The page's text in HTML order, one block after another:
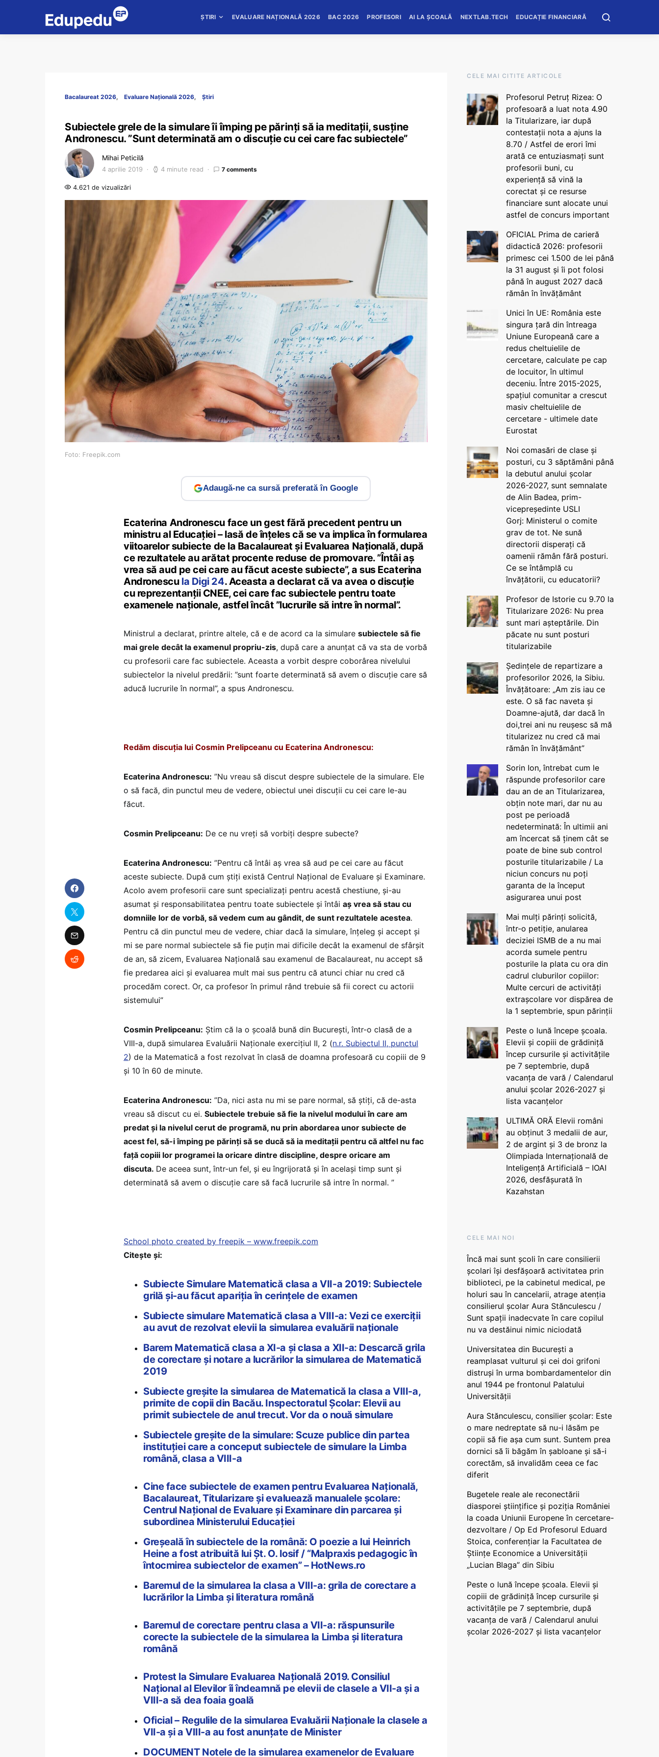
ȘTIRI EVALUARE NAȚIONALĂ 2026 BAC 2026 PROFESORI AI LA ȘCOALĂ NEXTLAB.TECH EDUCAȚIE FINANCIARĂ
Bacalaureat 2026 Evaluare Națională 2026 Știri
Subiectele grele de la simulare îi împing pe părinți să ia meditații, susține
Andronescu. ”Sunt determinată am o discuție cu cei care fac subiectele”
Mihai Peticilă
4 aprilie 2019 4 minute read 7 comments
4.621 de vizualizări
Foto: Freepik.com
Adaugă-ne ca sursă preferată în Google
Ecaterina Andronescu face un gest fără precedent pentru un
ministru al Educației – lasă de înțeles că se va implica în formularea
viitoarelor subiecte de la Bacalaureat și Evaluarea Națională, după
ce rezultatele au arătat procente reduse de promovare. ”Întâi aș
vrea să aud pe cei care au făcut aceste subiecte”, a sus Ecaterina
Andronescu la Digi 24. Aceasta a declarat că va avea o discuție
cu reprezentanții CNEE, cei care fac subiectele pentru toate
examenele naționale, astfel încât ”lucrurile să intre în normal”.
Ministrul a declarat, printre altele, că e de acord ca la simulare subiectele să fie
mai grele decât la examenul propriu-zis, după care a anunțat că va sta de vorbă
cu profesorii care fac subiectele. Aceasta a vorbit despre coborârea nivelului
subiectelor la nivelul predării: ”sunt foarte determinată să avem o discuție care să
aducă lucrurile în normal”, a spus Andronescu.
Redăm discuția lui Cosmin Prelipceanu cu Ecaterina Andronescu:
Ecaterina Andronescu: ”Nu vreau să discut despre subiectele de la simulare. Ele
o să facă, din punctul meu de vedere, obiectul unei discuții cu cei care le-au
făcut.
Cosmin Prelipceanu: De ce nu vreți să vorbiți despre subecte?
Ecaterina Andronescu: ”Pentru că întâi aș vrea să aud pe cei care au făcut
aceste subiecte. După cum știți există Centrul Național de Evaluare și Examinare.
Acolo avem profesorii care sunt specializați pentru acestă chestiune, și-au
asumat și responsabilitatea pentru toate subiectele și întâi aș vrea să stau cu
domniile lor de vorbă, să vedem cum au gândit, de sunt rezultatele acestea.
Pentru că din punctul meu de vedere, chiar dacă la simulare, înțeleg și accept și
mi se pare normal subiectele să fie puțin mai dificile decât la examenul de sfârșit
de an, să zicem, Evaluarea Națională sau examenul de Bacalaureat, nu accept să
fie predarea aici și evaluarea mult mai sus pentru că atunci chiar nu cred că
procedăm corect. Or, ca profesor în primul rând trebuie să fii corect cu actorii
sistemului”
Cosmin Prelipceanu: Știm că la o școală bună din București, într-o clasă de a
VIII-a, după simularea Evaluării Naționale exercițiul II, 2 (n.r. Subiectul II, punctul
2) de la Matematică a fost rezolvat în clasă de doamna profesoară cu copiii de 9
și 10 în 60 de minute.
Ecaterina Andronescu: ”Da, nici asta nu mi se pare normal, să știți, că de-asta
vreau să discut cu ei. Subiectele trebuie să fie la nivelul modului în care am
predat și la nivelul cerut de programă, nu prin abordarea unor subiecte de
acest fel, să-i împing pe părinți să se ducă să ia meditații pentru că altfel nu fac
față copiii lor programei la oricare dintre discipline, despre oricare am
discuta. De aceea sunt, într-un fel, și eu îngrijorată și în același timp sunt și
determinată să avem o discuție care să facă lucrurile să intre în normal. ”
School photo created by freepik – www.freepik.com
Citește și:
Subiecte Simulare Matematică clasa a VII-a 2019: Subiectele
grilă și-au făcut apariția în cerințele de examen
Subiecte simulare Matematică clasa a VIII-a: Vezi ce exerciții
au avut de rezolvat elevii la simularea evaluării naționale
Barem Matematică clasa a XI-a și clasa a XII-a: Descarcă grila
de corectare și notare a lucrărilor la simularea de Matematică
2019
Subiecte greșite la simularea de Matematică la clasa a VIII-a,
primite de copii din Bacău. Inspectoratul Școlar: Elevii au
primit subiectele de anul trecut. Vor da o nouă simulare
Subiectele greșite de la simulare: Scuze publice din partea
instituției care a conceput subiectele de simulare la Limba
română, clasa a VIII-a
Cine face subiectele de examen pentru Evaluarea Naţională,
Bacalaureat, Titularizare şi evaluează manualele şcolare:
Centrul Naţional de Evaluare şi Examinare din parcarea şi
subordinea Ministerului Educaţiei
Greșeală în subiectele de la română: O poezie a lui Heinrich
Heine a fost atribuită lui Șt. O. Iosif / “Malpraxis pedagogic în
întocmirea subiectelor de examen” – HotNews.ro
Baremul de la simularea la clasa a VIII-a: grila de corectare a
lucrărilor la Limba și literatura română
Baremul de corectare pentru clasa a VII-a: răspunsurile
corecte la subiectele de la simularea la Limba și literatura
română
Protest la Simulare Evaluarea Națională 2019. Consiliul
Național al Elevilor îi îndeamnă pe elevii de clasele a VII-a și a
VIII-a să dea foaia goală
Oficial – Regulile de la simularea Evaluării Naționale la clasele a
VII-a și a VIII-a au fost anunțate de Minister
DOCUMENT Notele de la simularea examenelor de Evaluare
CELE MAI CITITE ARTICOLE
Profesorul Petruț Rizea: O
profesoară a luat nota 4.90
la Titularizare, iar după
contestații nota a ajuns la
8.70 / Astfel de erori îmi
arată ce entuziasmați sunt
profesorii buni, cu
experiență să vină la
corectat și ce resurse
financiare sunt alocate unui
astfel de concurs important
OFICIAL Prima de carieră
didactică 2026: profesorii
primesc cei 1.500 de lei până
la 31 august și îi pot folosi
până în august 2027 dacă
rămân în învățământ
Unici în UE: România este
singura țară din întreaga
Uniune Europeană care a
redus cheltuielile de
cercetare, calculate pe cap
de locuitor, în ultimul
deceniu. Între 2015-2025,
spațiul comunitar a crescut
masiv cheltuielile de
cercetare - ultimele date
Eurostat
Noi comasări de clase și
posturi, cu 3 săptămâni până
la debutul anului școlar
2026-2027, sunt semnalate
de Alin Badea, prim-
vicepreședinte USLI
Gorj: Ministerul o comite
grav de tot. Ne sună
directorii disperați că
oamenii rămân fără posturi.
Ce se întâmplă cu
învățătorii, cu educatorii?
Profesor de Istorie cu 9.70 la
Titularizare 2026: Nu prea
sunt mari așteptările. Din
păcate nu sunt posturi
titularizabile
Ședințele de repartizare a
profesorilor 2026, la Sibiu.
Învățătoare: „Am zis iau ce
este. O să fac naveta și
Doamne-ajută, dar dacă în
doi,trei ani nu reușesc să mă
titularizez nu cred că mai
rămân în învățământ”
Sorin Ion, întrebat cum le
răspunde profesorilor care
dau an de an Titularizarea,
obțin note mari, dar nu au
post pe perioadă
nedeterminată: În ultimii ani
am încercat să ținem cât se
poate de bine sub control
posturile titularizabile / La
niciun concurs nu poți
garanta de la început
asigurarea unui post
Mai mulți părinți solicită,
într-o petiție, anularea
deciziei ISMB de a nu mai
acorda sumele pentru
posturile la plata cu ora din
cadrul cluburilor copiilor:
Multe cercuri de activități
extrașcolare vor dispărea de
la 1 septembrie, spun părinții
Peste o lună începe școala.
Elevii și copiii de grădiniță
încep cursurile și activitățile
pe 7 septembrie, după
vacanța de vară / Calendarul
anului școlar 2026-2027 și
lista vacanțelor
ULTIMĂ ORĂ Elevii români
au obținut 3 medalii de aur,
2 de argint și 3 de bronz la
Olimpiada Internațională de
Inteligență Artificială – IOAI
2026, desfășurată în
Kazahstan
CELE MAI NOI
Încă mai sunt școli în care consilierii
școlari își desfășoară activitatea prin
biblioteci, pe la cabinetul medical, pe
holuri sau în cancelarii, atrage atenția
consilierul școlar Aura Stănculescu /
Sunt spații inadecvate în care copilul
nu va destăinui nimic niciodată
Universitatea din București a
reamplasat vulturul și cei doi grifoni
distruși în urma bombardamentelor din
anul 1944 pe frontonul Palatului
Universității
Aura Stănculescu, consilier școlar: Este
o mare nedreptate să nu-i lăsăm pe
copii să fie așa cum sunt. Suntem prea
dornici să îi băgăm în șabloane și să-i
corectăm, să invalidăm ceea ce fac
diferit
Bugetele reale ale reconectării
diasporei științifice și poziția României
la coada Uniunii Europene în cercetare-
dezvoltare / Op Ed Profesorul Eduard
Stoica, conferențiar la Facultatea de
Științe Economice a Universității
„Lucian Blaga” din Sibiu
Peste o lună începe școala. Elevii și
copiii de grădiniță încep cursurile și
activitățile pe 7 septembrie, după
vacanța de vară / Calendarul anului
școlar 2026-2027 și lista vacanțelor